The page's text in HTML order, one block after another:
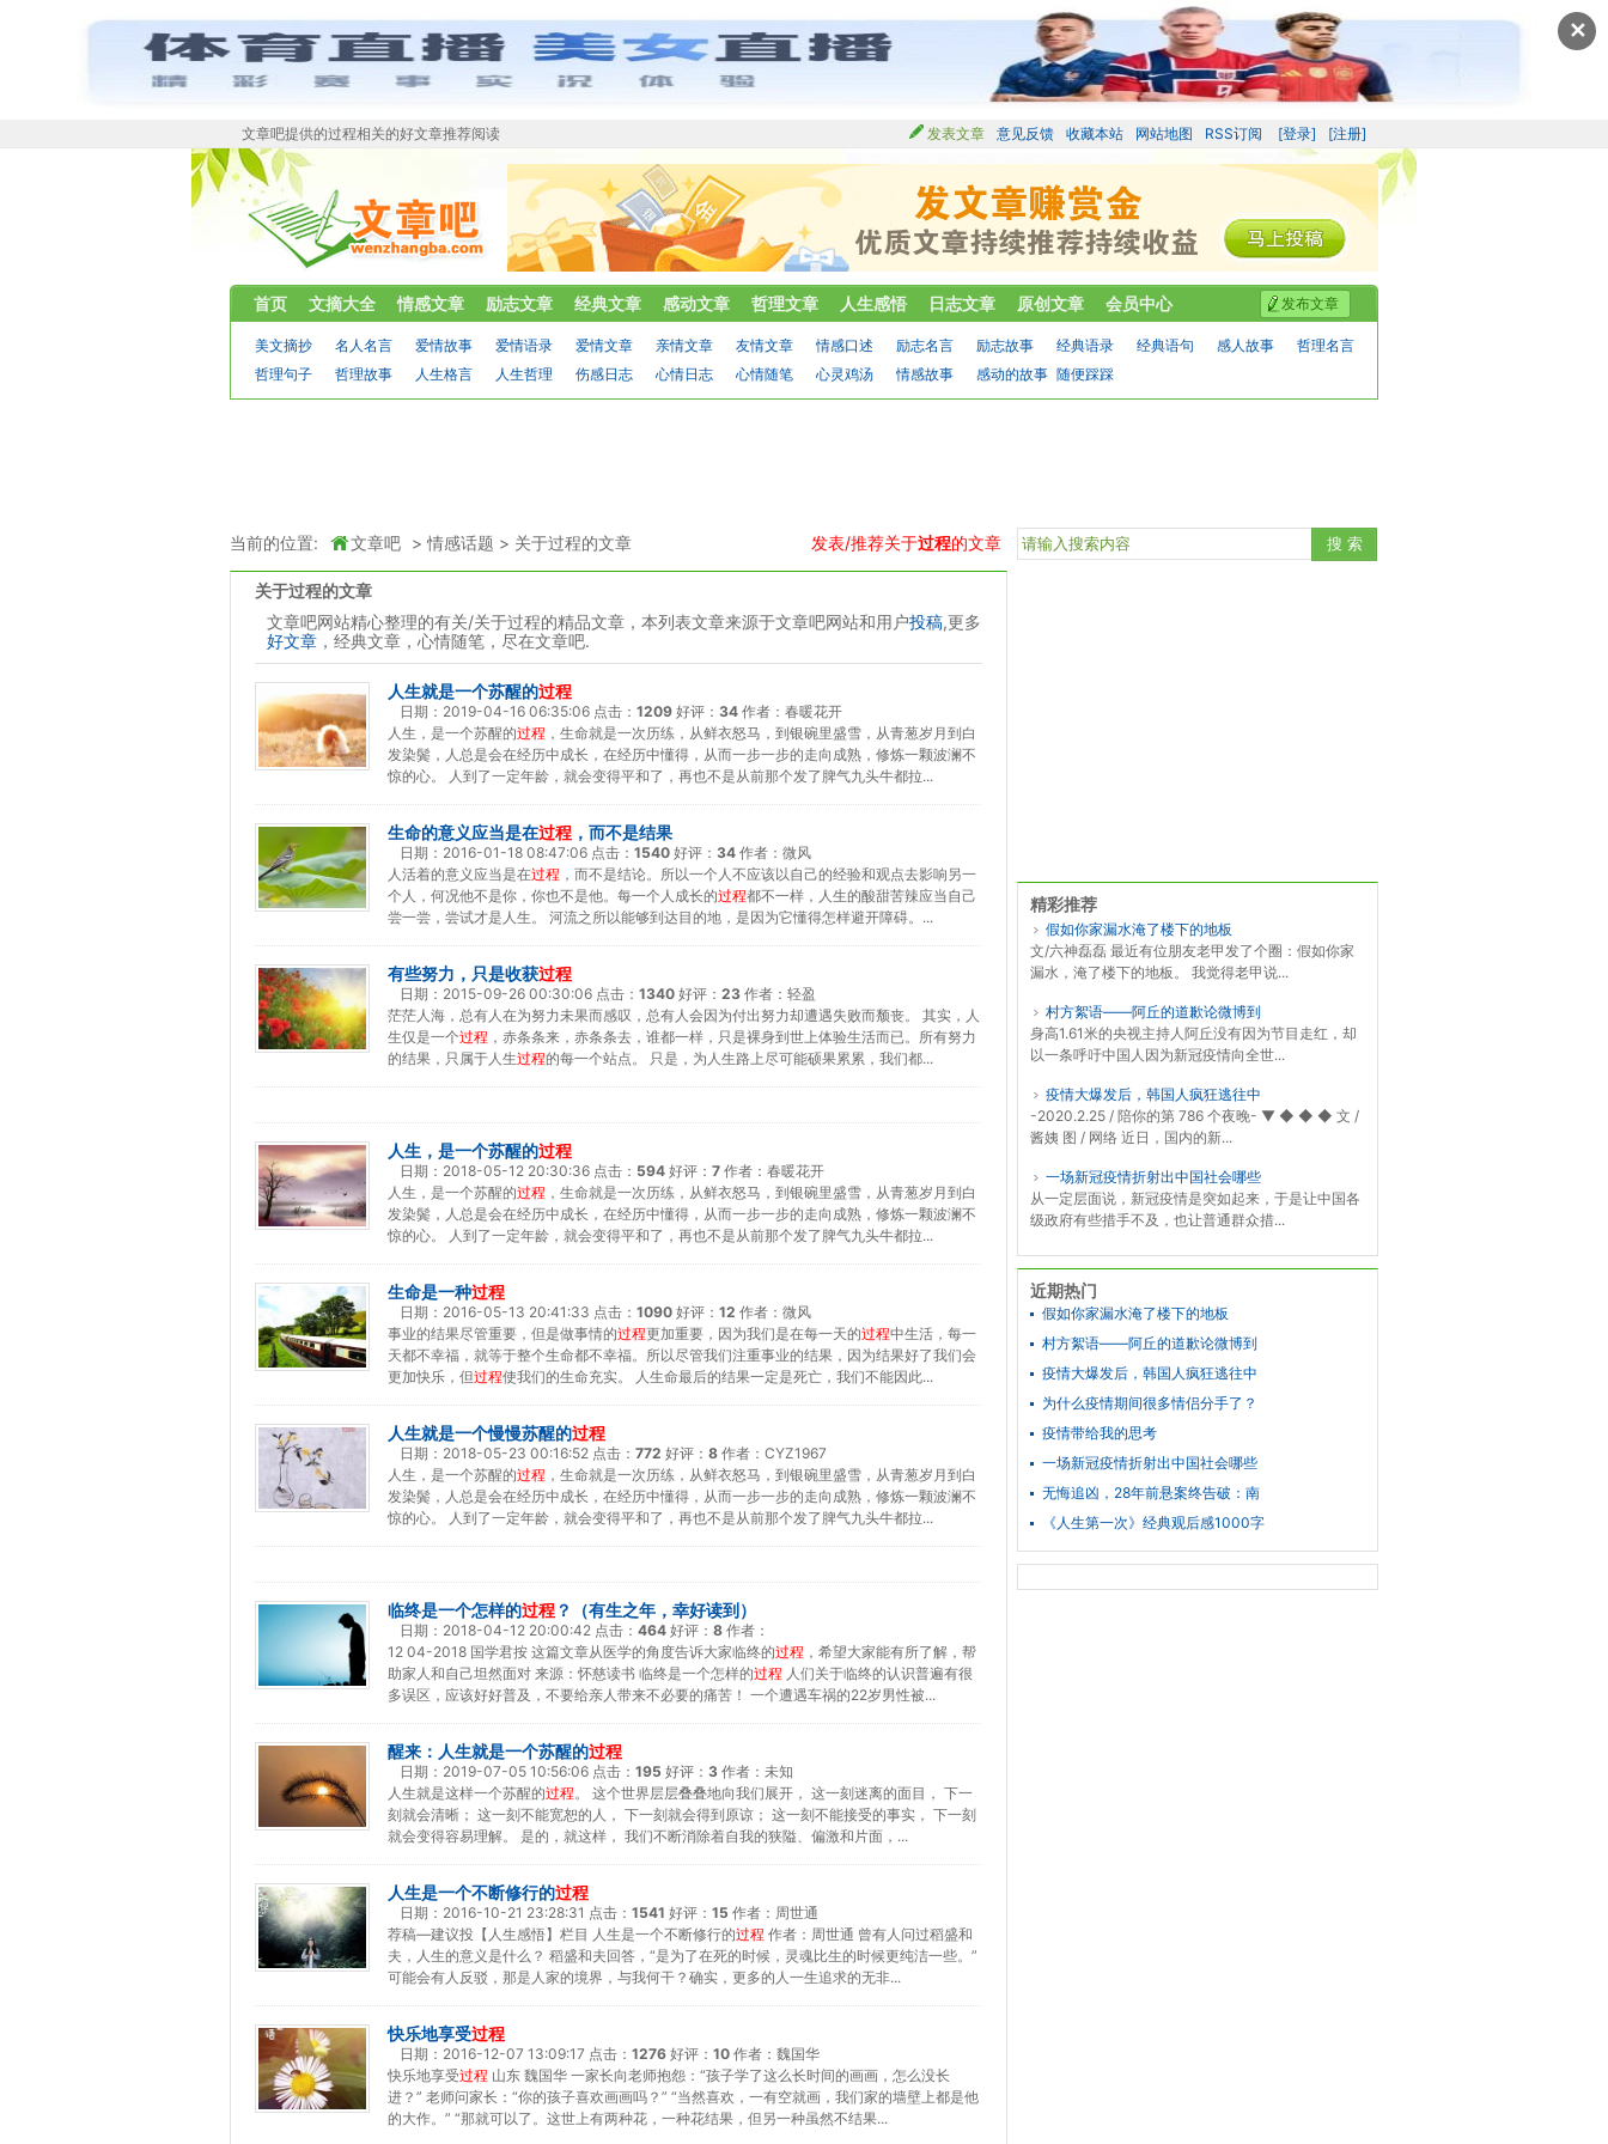
✕
文章吧提供的过程相关的好文章推荐阅读 发表文章 意见反馈 收藏本站 网站地图 RSS订阅 [登录] [注册]
发布文章
首页 文摘大全 情感文章 励志文章 经典文章 感动文章 哲理文章 人生感悟 日志文章 原创文章 会员中心
美文摘抄 名人名言 爱情故事 爱情语录 爱情文章 亲情文章 友情文章 情感口述 励志名言 励志故事 经典语录 经典语句 感人故事
哲理名言
哲理句子
哲理故事 人生格言 人生哲理 伤感日志 心情日志 心情随笔 心灵鸡汤 情感故事 感动的故事 随便踩踩
当前的位置: 文章吧 >情感话题 > 关于过程的文章 发表/推荐关于过程的文章
关于过程的文章
文章吧网站精心整理的有关/关于过程的精品文章，本列表文章来源于文章吧网站和用户投稿,更多
好文章 ，经典文章，心情随笔，尽在文章吧.
人生就是一个苏醒的过程
日期： 2019-04-16 06:35:06 点击： 1209 好评： 34 作者： 春暖花开
人生，是一个苏醒的过程 ，生命就是一次历练，从鲜衣怒马，到银碗里盛雪，从青葱岁月到白
发染鬓，人总是会在经历中成长，在经历中懂得，从而一步一步的走向成熟，修炼一颗波澜不
惊的心。 人到了一定年龄，就会变得平和了，再也不是从前那个发了脾气九头牛都拉...
生命的意义应当是在过程 ，而不是结果
日期： 2016-01-18 08:47:06 点击： 1540 好评： 34 作者： 微风
人活着的意义应当是在过程 ，而不是结论。所以一个人不应该以自己的经验和观点去影响另一
个人，何况他不是你，你也不是他。每一个人成长的过程都不一样，人生的酸甜苦辣应当自己
尝一尝，尝试才是人生。 河流之所以能够到达目的地，是因为它懂得怎样避开障碍。...
有些努力，只是收获过程
日期： 2015-09-26 00:30:06 点击： 1340 好评： 23 作者： 轻盈
茫茫人海，总有人在为努力未果而感叹，总有人会因为付出努力却遭遇失败而颓丧。 其实，人
生仅是一个过程 ，赤条条来，赤条条去，谁都一样，只是裸身到世上体验生活而已。所有努力
的结果，只属于人生过程的每一个站点。 只是，为人生路上尽可能硕果累累，我们都...
人生，是一个苏醒的过程
日期： 2018-05-12 20:30:36 点击： 594 好评： 7 作者： 春暖花开
人生，是一个苏醒的过程 ，生命就是一次历练，从鲜衣怒马，到银碗里盛雪，从青葱岁月到白
发染鬓，人总是会在经历中成长，在经历中懂得，从而一步一步的走向成熟，修炼一颗波澜不
惊的心。 人到了一定年龄，就会变得平和了，再也不是从前那个发了脾气九头牛都拉...
生命是一种过程
日期： 2016-05-13 20:41:33 点击： 1090 好评： 12 作者： 微风
事业的结果尽管重要，但是做事情的过程更加重要，因为我们是在每一天的过程中生活，每一
天都不幸福，就等于整个生命都不幸福。所以尽管我们注重事业的结果，因为结果好了我们会
更加快乐，但过程使我们的生命充实。 人生命最后的结果一定是死亡，我们不能因此...
人生就是一个慢慢苏醒的过程
日期： 2018-05-23 00:16:52 点击： 772 好评： 8 作者： CYZ1967
人生，是一个苏醒的过程 ，生命就是一次历练，从鲜衣怒马，到银碗里盛雪，从青葱岁月到白
发染鬓，人总是会在经历中成长，在经历中懂得，从而一步一步的走向成熟，修炼一颗波澜不
惊的心。 人到了一定年龄，就会变得平和了，再也不是从前那个发了脾气九头牛都拉...
临终是一个怎样的过程？（有生之年，幸好读到）
日期： 2018-04-12 20:00:42 点击： 464 好评： 8 作者：
12 04-2018 国学君按 这篇文章从医学的角度告诉大家临终的过程 ，希望大家能有所了解，帮
助家人和自己坦然面对 来源：怀慈读书 临终是一个怎样的过程 人们关于临终的认识普遍有很
多误区，应该好好普及，不要给亲人带来不必要的痛苦！ 一个遭遇车祸的22岁男性被...
醒来：人生就是一个苏醒的过程
日期： 2019-07-05 10:56:06 点击： 195 好评： 3 作者： 未知
人生就是这样一个苏醒的过程。 这个世界层层叠叠地向我们展开， 这一刻迷离的面目， 下一
刻就会清晰； 这一刻不能宽恕的人， 下一刻就会得到原谅； 这一刻不能接受的事实， 下一刻
就会变得容易理解。 是的，就这样， 我们不断消除着自我的狭隘、偏激和片面，...
人生是一个不断修行的过程
日期： 2016-10-21 23:28:31 点击： 1541 好评： 15 作者： 周世通
荐稿—建议投【人生感悟】栏目 人生是一个不断修行的过程 作者：周世通 曾有人问过稻盛和
夫，人生的意义是什么？ 稻盛和夫回答，“是为了在死的时候，灵魂比生的时候更纯洁一些。”
可能会有人反驳，那是人家的境界，与我何干？确实，更多的人一生追求的无非...
快乐地享受过程
日期： 2016-12-07 13:09:17 点击： 1276 好评： 10 作者： 魏国华
快乐地享受过程 山东 魏国华 一家长向老师抱怨：“孩子学了这么长时间的画画，怎么没长
进？” 老师问家长：“你的孩子喜欢画画吗？” “当然喜欢，一有空就画，我们家的墙壁上都是他
的大作。” “那就可以了。这世上有两种花，一种花结果，但另一种虽然不结果...
精彩推荐
假如你家漏水淹了楼下的地板
文/六神磊磊 最近有位朋友老甲发了个圈：假如你家
漏水，淹了楼下的地板。 我觉得老甲说...
村方絮语——阿丘的道歉论微博到
身高1.61米的央视主持人阿丘没有因为节目走红，却
以一条呼吁中国人因为新冠疫情向全世...
疫情大爆发后，韩国人疯狂逃往中
-2020.2.25 / 陪你的第 786 个夜晚- ▼ ◆ ◆ ◆ 文 /
酱姨 图 / 网络 近日，国内的新...
一场新冠疫情折射出中国社会哪些
从一定层面说，新冠疫情是突如起来，于是让中国各
级政府有些措手不及，也让普通群众措...
近期热门
假如你家漏水淹了楼下的地板
村方絮语——阿丘的道歉论微博到
疫情大爆发后，韩国人疯狂逃往中
为什么疫情期间很多情侣分手了？
疫情带给我的思考
一场新冠疫情折射出中国社会哪些
无悔追凶，28年前悬案终告破：南
《人生第一次》经典观后感1000字